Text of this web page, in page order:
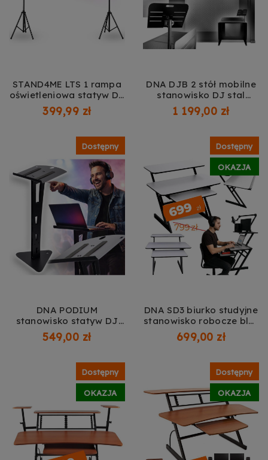
STAND4ME LTS 1 rampa
oświetleniowa statyw DJ
brama wolnostojąca
konstrukcja sceniczna
240-400 cm
399,99 zł
DNA DJB 2 stół mobilne
stanowisko DJ stal
składane do 100 kg
nadstawka frontowa
uchwyt na słuchawki
uchwyt na kubek torba
transportowa przepusty
kablowe
1 199,00 zł
Dostępny
DNA PODIUM
stanowisko statyw DJ
pulpit pod laptop
kontroler paski
do 20 kg
549,00 zł
Dostępny
OKAZJA
DNA SD3 biurko studyjne
stanowisko robocze blat
półka na sprzęt audio
wysuwana półka na
699,00 zł
Dostępny
OKAZJA
Dostępny
OKAZJA